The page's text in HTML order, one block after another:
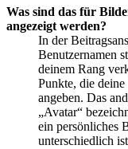
Was sind das für
angezeigt werden?
In der
Benutzernamen
deinem Rang
Punkte, die
angeben. Das
„Avatar“
ein persönliches
unterschiedlich